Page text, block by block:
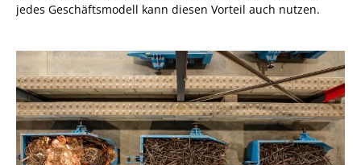
jedes Geschäftsmodell kann diesen Vorteil auch nutzen.